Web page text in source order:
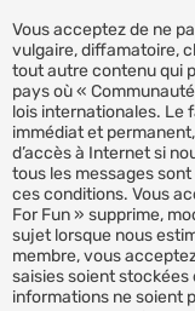
Vous acceptez de ne
vulgaire, diffamatoire,
tout autre contenu qui
pays où «
lois internationales. Le
immédiat et
d’accès à Internet si
tous les messages
ces conditions. Vous
For Fun » supprime,
sujet lorsque nous
membre, vous
saisies soient stockées
informations ne soient